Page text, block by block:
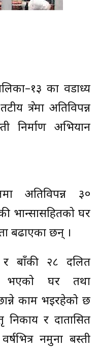
का वडाध्यक्ष
क्षेत्रमा अतिविपन्न
निर्माण अभियान
अतिविपन्न ३०
भान्सासहितको घर
बढाएका छन् ।
र बाँकी २८ दलित
भएको घर तथा
काम भइरहेको छ
निकाय र दातासित
नमुना बस्ती